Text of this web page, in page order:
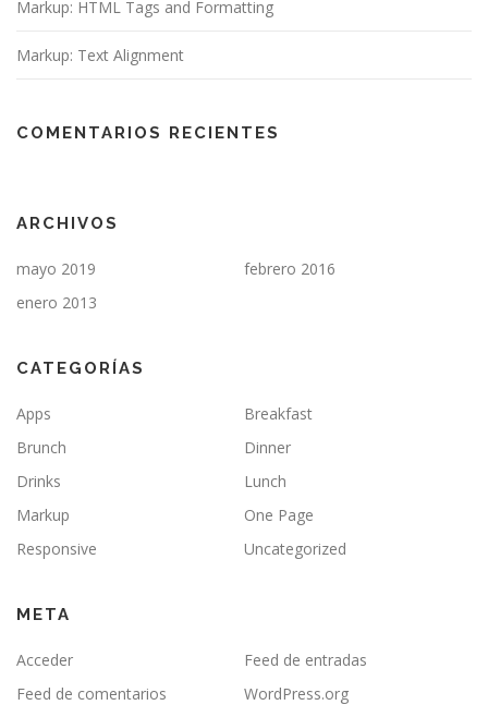
Markup: HTML Tags and Formatting
Markup: Text Alignment
COMENTARIOS RECIENTES
ARCHIVOS
mayo 2019
febrero 2016
enero 2013
CATEGORÍAS
Apps
Breakfast
Brunch
Dinner
Drinks
Lunch
Markup
One Page
Responsive
Uncategorized
META
Acceder
Feed de entradas
Feed de comentarios
WordPress.org